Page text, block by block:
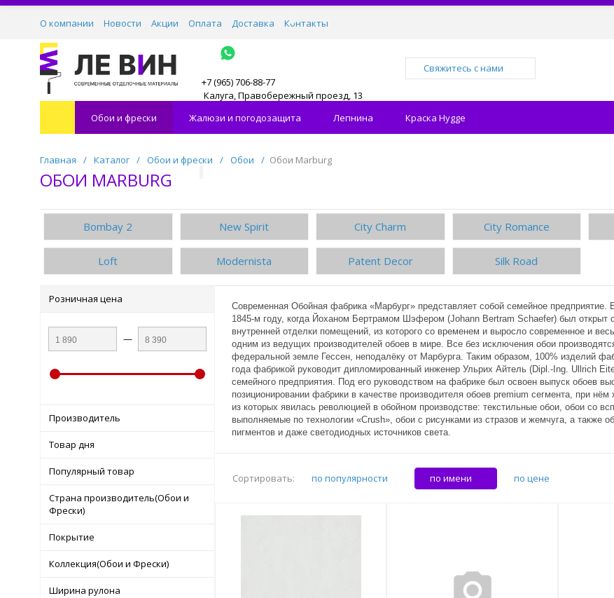
О компании Новости Акции Оплата Доставка Контакты
+7 (965) 706-88-77
Калуга, Правобережный проезд, 13
Свяжитесь с нами
Обои и фрески Жалюзи и погодозащита Лепнина Краска Hygge
Главная / Каталог / Обои и фрески / Обои / Обои Marburg
ОБОИ MARBURG
Bombay 2 New Spirit City Charm City Romance
Loft Modernista Patent Decor Silk Road
Розничная цена
—
Производитель
Товар дня
Популярный товар
Страна производитель(Обои и
Фрески)
Покрытие
Коллекция(Обои и Фрески)
Ширина рулона
Современная Обойная фабрика «Марбург» представляет собой семейное
1845-м году, когда Йоханом Бертрамом Шэфером (Johann Bertram Schaefer) был открыт
внутренней отделки помещений, из которого со временем и выросло современное и
одним из ведущих производителей обоев в мире. Все без исключения обои
федеральной земле Гессен, неподалёку от Марбурга. Таким образом, 100% изделий
года фабрикой руководит дипломированный инженер Ульрих Айтель (Dipl.-Ing. Ullrich
семейного предприятия. Под его руководством на фабрике был освоен выпуск обоев
позиционировании фабрики в качестве производителя обоев premium сегмента, при
из которых явилась революцией в обойном производстве: текстильные обои, обои со
выполняемые по технологии «Crush», обои с рисунками из стразов и жемчуга, а также
пигментов и даже светодиодных источников света.
Сортировать: по популярности по имени по цене